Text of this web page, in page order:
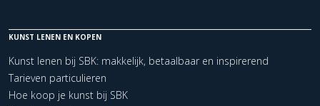
KUNST LENEN EN KOPEN
Kunst lenen bij SBK: makkelijk, betaalbaar en inspirerend
Tarieven particulieren
Hoe koop je kunst bij SBK